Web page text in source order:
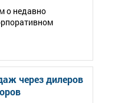
о недавно
через дилеров